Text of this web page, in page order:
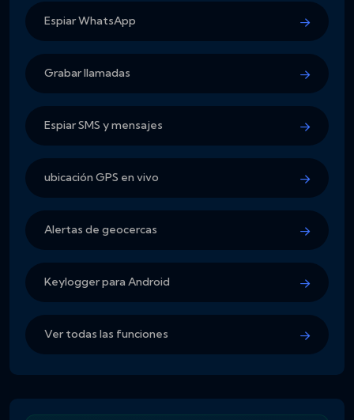
Espiar WhatsApp
Grabar llamadas
Espiar SMS y mensajes
ubicación GPS en vivo
Alertas de geocercas
Keylogger para Android
Ver todas las funciones